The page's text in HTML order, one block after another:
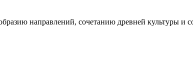
направлений, сочетанию древней культуры и